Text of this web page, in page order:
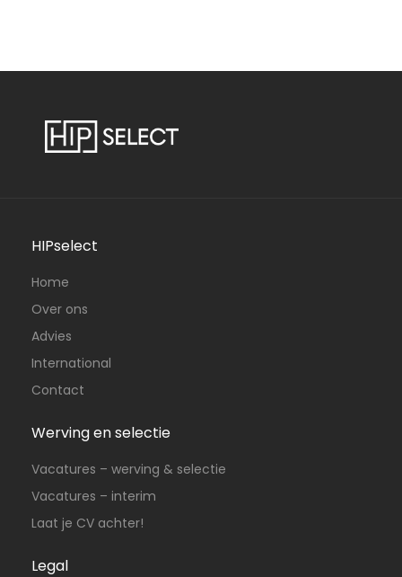
HIPselect
Home
Over ons
Advies
International
Contact
Werving en selectie
Vacatures – werving & selectie
Vacatures – interim
Laat je CV achter!
Legal